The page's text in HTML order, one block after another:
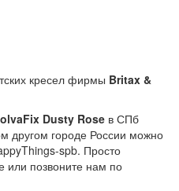
кресел фирмы Britax &
Dusty Rose в СПб
другом городе России можно
spb. Просто
или позвоните нам по